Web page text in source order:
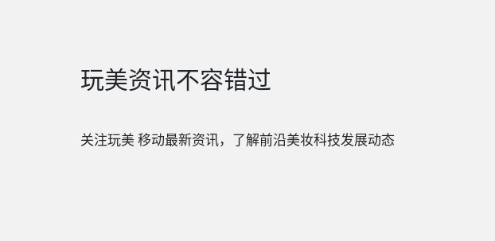
玩美资讯不容错过
关注玩美 移动最新资讯，了解前沿美妆科技发展动态